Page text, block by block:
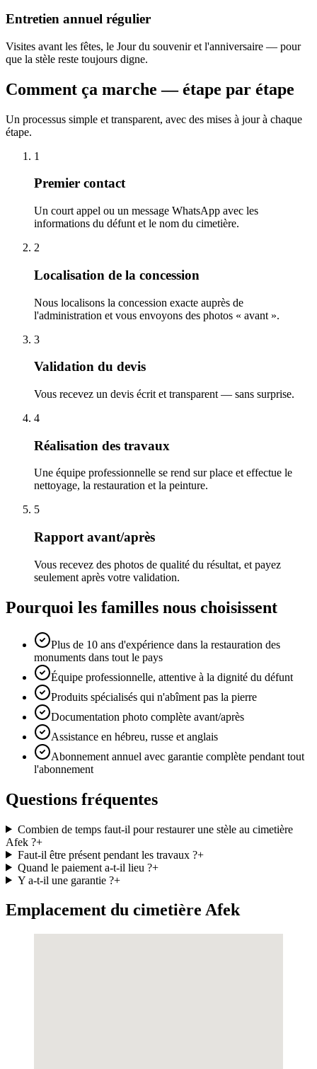
Entretien annuel régulier
Visites avant les fêtes, le Jour du souvenir et l'anniversaire — pour
que la stèle reste toujours digne.
Comment ça marche — étape par étape
Un processus simple et transparent, avec des mises à jour à chaque
étape.
1
Premier contact
Un court appel ou un message WhatsApp avec les
informations du défunt et le nom du cimetière.
2
Localisation de la concession
Nous localisons la concession exacte auprès de
l'administration et vous envoyons des photos « avant ».
3
Validation du devis
Vous recevez un devis écrit et transparent — sans surprise.
4
Réalisation des travaux
Une équipe professionnelle se rend sur place et effectue le
nettoyage, la restauration et la peinture.
5
Rapport avant/après
Vous recevez des photos de qualité du résultat, et payez
seulement après votre validation.
Pourquoi les familles nous choisissent
Plus de 10 ans d'expérience dans la restauration des
monuments dans tout le pays
Équipe professionnelle, attentive à la dignité du défunt
Produits spécialisés qui n'abîment pas la pierre
Documentation photo complète avant/après
Assistance en hébreu, russe et anglais
Abonnement annuel avec garantie complète pendant tout
l'abonnement
Questions fréquentes
Combien de temps faut-il pour restaurer une stèle au cimetière
Afek ?+
Faut-il être présent pendant les travaux ?+
Quand le paiement a-t-il lieu ?+
Y a-t-il une garantie ?+
Emplacement du cimetière Afek